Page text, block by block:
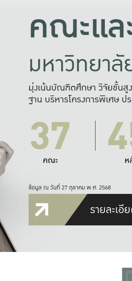
คณะแ
มหาวิทยา
มุ่งเน้นบัณฑิตศึกษา วิจัยขั้น
ฐาน บริหารโครงการพิเศษ
37
คณะ ห
ข้อมูล ณ วันที่ 27 ตุลาคม พ.ศ. 2568
รายละเอี